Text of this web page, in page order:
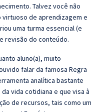
Talvez você não
de aprendizagem e
uma turma essencial (e
revisão do conteúdo.
aluno(a), muito
falar da famosa Regra
analítica bastante
vida cotidiana e que visa à
de recursos, tais como um